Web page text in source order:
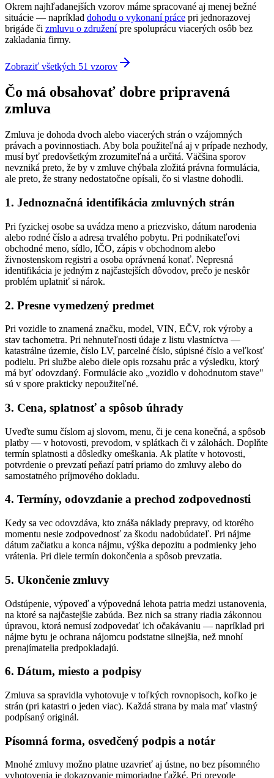
Okrem najhľadanejších vzorov máme spracované aj menej bežné
situácie — napríklad dohodu o vykonaní práce pri jednorazovej
brigáde či zmluvu o združení pre spoluprácu viacerých osôb bez
zakladania firmy.
Zobraziť všetkých 51 vzorov
Čo má obsahovať dobre pripravená
zmluva
Zmluva je dohoda dvoch alebo viacerých strán o vzájomných
právach a povinnostiach. Aby bola použiteľná aj v prípade nezhody,
musí byť predovšetkým zrozumiteľná a určitá. Väčšina sporov
nevzniká preto, že by v zmluve chýbala zložitá právna formulácia,
ale preto, že strany nedostatočne opísali, čo si vlastne dohodli.
1. Jednoznačná identifikácia zmluvných strán
Pri fyzickej osobe sa uvádza meno a priezvisko, dátum narodenia
alebo rodné číslo a adresa trvalého pobytu. Pri podnikateľovi
obchodné meno, sídlo, IČO, zápis v obchodnom alebo
živnostenskom registri a osoba oprávnená konať. Nepresná
identifikácia je jedným z najčastejších dôvodov, prečo je neskôr
problém uplatniť si nárok.
2. Presne vymedzený predmet
Pri vozidle to znamená značku, model, VIN, EČV, rok výroby a
stav tachometra. Pri nehnuteľnosti údaje z listu vlastníctva —
katastrálne územie, číslo LV, parcelné číslo, súpisné číslo a veľkosť
podielu. Pri službe alebo diele opis rozsahu prác a výsledku, ktorý
má byť odovzdaný. Formulácie ako „vozidlo v dohodnutom stave"
sú v spore prakticky nepoužiteľné.
3. Cena, splatnosť a spôsob úhrady
Uveďte sumu číslom aj slovom, menu, či je cena konečná, a spôsob
platby — v hotovosti, prevodom, v splátkach či v zálohách. Doplňte
termín splatnosti a dôsledky omeškania. Ak platíte v hotovosti,
potvrdenie o prevzatí peňazí patrí priamo do zmluvy alebo do
samostatného príjmového dokladu.
4. Termíny, odovzdanie a prechod zodpovednosti
Kedy sa vec odovzdáva, kto znáša náklady prepravy, od ktorého
momentu nesie zodpovednosť za škodu nadobúdateľ. Pri nájme
dátum začiatku a konca nájmu, výška depozitu a podmienky jeho
vrátenia. Pri diele termín dokončenia a spôsob prevzatia.
5. Ukončenie zmluvy
Odstúpenie, výpoveď a výpovedná lehota patria medzi ustanovenia,
na ktoré sa najčastejšie zabúda. Bez nich sa strany riadia zákonnou
úpravou, ktorá nemusí zodpovedať ich očakávaniu — napríklad pri
nájme bytu je ochrana nájomcu podstatne silnejšia, než mnohí
prenajímatelia predpokladajú.
6. Dátum, miesto a podpisy
Zmluva sa spravidla vyhotovuje v toľkých rovnopisoch, koľko je
strán (pri katastri o jeden viac). Každá strana by mala mať vlastný
podpísaný originál.
Písomná forma, osvedčený podpis a notár
Mnohé zmluvy možno platne uzavrieť aj ústne, no bez písomného
vyhotovenia je dokazovanie mimoriadne ťažké. Pri prevode